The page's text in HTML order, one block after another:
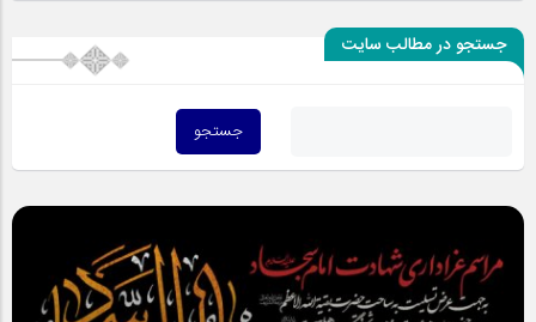
جستجو در مطالب سایت